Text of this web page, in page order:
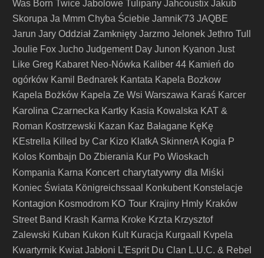
Was Born Twice Jabolowe Tulipany Jahcoustix Jakub
Skorupa Ja Mmm Chyba Ściebie Jamnik'73 JAQBE
Jarun Jary Oddział Zamknięty Jarzmo Jelonek Jethro Tull
Joulie Fox Jucho Judgement Day Junon Kyanon Just
Like Greg Kabaret Neo-Nówka Kaliber 44 Kamień do
ogórków Kamil Bednarek Kantata Kapela Bozkow
Kapela Bożków Kapela Ze Wsi Warszawa Karaś Karcer
Karolina Czarnecka Kartky Kasia Kowalska KAT &
Roman Kostrzewski Kazan Kaz Bałagane KęKę
KEstrella Killed by Car Kizo KlatkA SkinnerA Kogia P
Kolos Kombajn Do Zbierania Kur Po Wioskach
Kompania Karna Koncert charytatywny dla Miśki
Koniec Świata Königreichssaal Konkubent Konstelacje
Kontagion Kosmodrom KO Tour Krajiny Hmly Kraków
Street Band Krash Karma Kroke Krzta Krzysztof
Zalewski Kuban Kukon Kult Kuracja Kurgaall
Kvpela
Kwartyrnik Kwiat Jabłoni L'Esprit Du Clan L.U.C. & Rebel